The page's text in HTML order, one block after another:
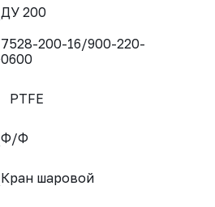
ДУ 200
7528-200-16/900-220-
0600
PTFE
Ф/Ф
Кран шаровой